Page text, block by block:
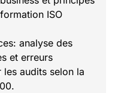
ISO
analyse des
et erreurs
audits selon la